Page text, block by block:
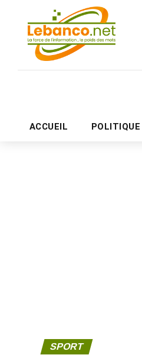
ACCUEIL POLITIQUE
SPORT